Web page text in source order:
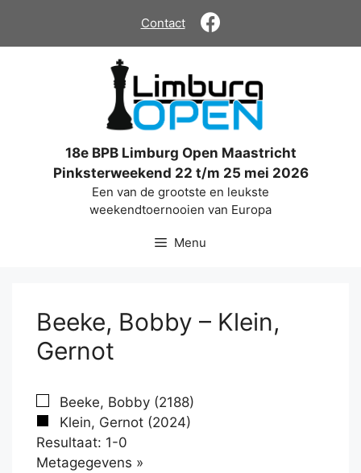
de
Contact
18e BPB Limburg Open Maastricht
Pinksterweekend 22 t/m 25 mei 2026
Een van de grootste en leukste
weekendtoernooien van Europa
Menu
Beeke, Bobby – Klein,
Gernot
Beeke, Bobby (2188)
Klein, Gernot (2024)
Resultaat: 1-0
Metagegevens »